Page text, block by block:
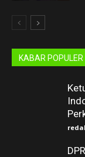
KABAR POPULER